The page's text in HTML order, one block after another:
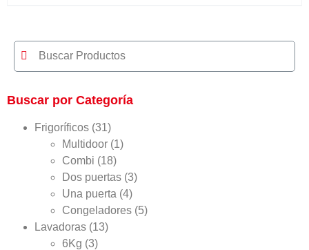
Buscar por Categoría
Frigoríficos (31)
Multidoor (1)
Combi (18)
Dos puertas (3)
Una puerta (4)
Congeladores (5)
Lavadoras (13)
6Kg (3)